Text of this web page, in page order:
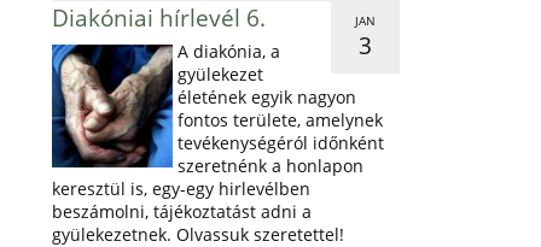
JAN
3
Diakóniai hírlevél 6.
A diakónia, a
gyülekezet
életének egyik nagyon
fontos területe, amelynek
tevékenységéról időnként
szeretnénk a honlapon
keresztül is, egy-egy hirlevélben
beszámolni, tájékoztatást adni a
gyülekezetnek. Olvassuk szeretettel!